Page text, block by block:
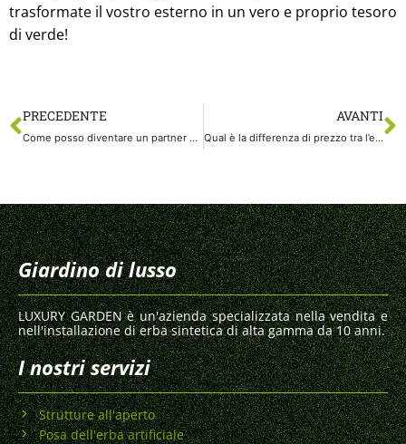
trasformate il vostro esterno in un vero e proprio tesoro
di verde!
PRECEDENTE
Come posso diventare un partner di Luxury Garden per l’installazione dell’erba artificiale?
AVANTI
Qual è la differenza di prezzo tra l’erba artificiale con e senza installazione?
Giardino di lusso
LUXURY GARDEN è un'azienda specializzata nella vendita e
nell'installazione di erba sintetica di alta gamma da 10 anni.
I nostri servizi
Strutture all'aperto
Posa dell'erba artificiale